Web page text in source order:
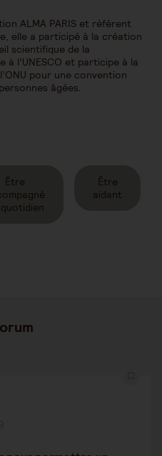
ALMA PARIS et référent
elle a participé à la création
scientifique de la
à l’UNESCO et participe à la
pour une convention
âgées.
Être
Être
aidant